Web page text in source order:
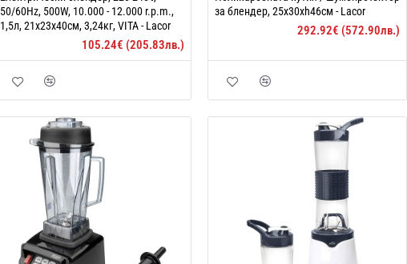
50/60Hz, 500W, 10.000 - 12.000 r.p.m.,
1,5л, 21x23x40см, 3,24кг, VITA - Lacor
105.24€ (205.83лв.)
за блендер, 25x30xh46см - Lacor
292.92€ (572.90лв.)